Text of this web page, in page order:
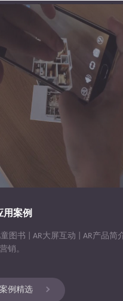
用案例
童图书 | AR大屏互动 | AR产品简
销。
案例精选